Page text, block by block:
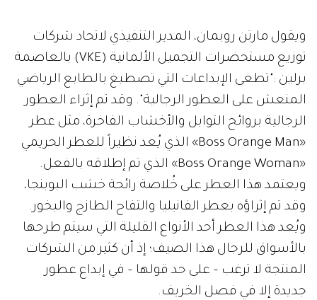
ويقول مارتن روبمان، المدير التنفيذي لاتحاد شركات
توزيع مستحضرات التجميل الألمانية (VKE) بالعاصمة
برلين :"تطغى الإبداعات التي تصطبغ بالطابع الرياضي
المنعش على العطور الرجالية". وقد تم إثراء العطور
الرجالية بروائح التوابل والأخشاب الفاخرة، مثل عطر
«Boss Orange Man» الذي يُعد نظيراً للعطر الحريمي
«Boss Orange Woman» الذي تم إطلاقه بالفعل.
ويعتمد هذا العطر على خُلاصة رائحة خشب البوبنجا،
وقد تم إثراؤه بعطر الفانيليا والتفاح الطازج والبخور.
ويُعد هذا العطر أحد الأنواع القليلة التي سيتم طرحها
بالأسواق للرجال هذا الصيف؛ إذ أن كثير من الشركات
المنتجة لا ترغب – على حد قولها – في إبداع عطور
جديدة إلا في فصل الخريف.